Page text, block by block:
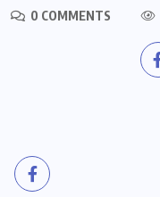
0 COMMENTS